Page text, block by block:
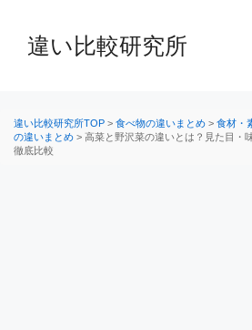
へ
ス
違い比較研究所
違い比較研究所TOP > 食べ物の違いまとめ > 食材・
の違いまとめ > 高菜と野沢菜の違いとは？見た目・
徹底比較